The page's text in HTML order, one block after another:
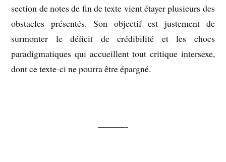
section de notes de fin de texte vient étayer plusieurs des
obstacles présentés. Son objectif est justement de
surmonter le déficit de crédibilité et les chocs
paradigmatiques qui accueillent tout critique intersexe,
dont ce texte-ci ne pourra être épargné.
———-